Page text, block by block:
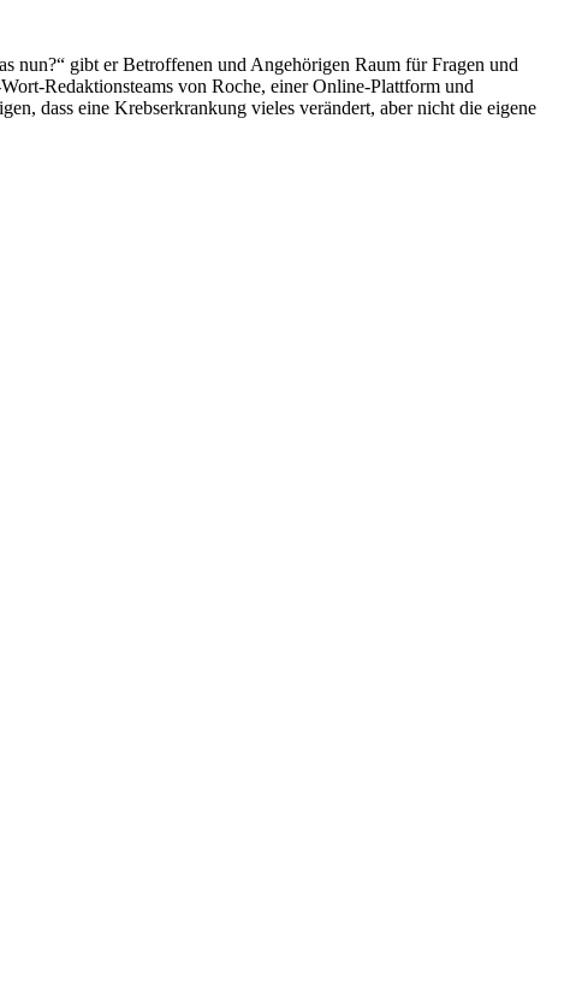
nun?“ gibt er Betroffenen und Angehörigen Raum für Fragen und
Redaktionsteams von Roche, einer Online-Plattform und
dass eine Krebserkrankung vieles verändert, aber nicht die eigene